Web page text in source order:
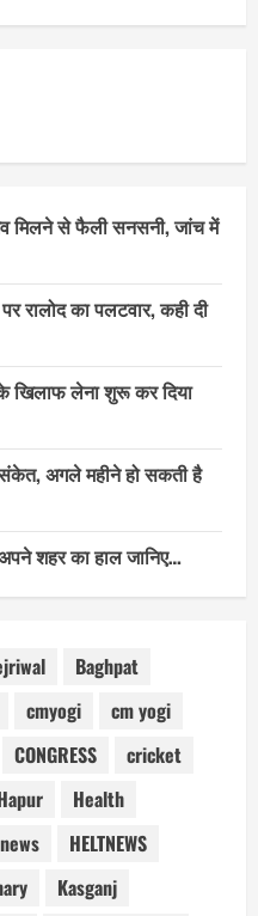
मिलने से फैली सनसनी, जांच में
रालोद का पलटवार, कही दी
खिलाफ लेना शुरू कर दिया
संकेत, अगले महीने हो सकती है
शहर का हाल जानिए…
Baghpat
cmyogi
cm yogi
CONGRESS
cricket
Health
HELTNEWS
Kasganj